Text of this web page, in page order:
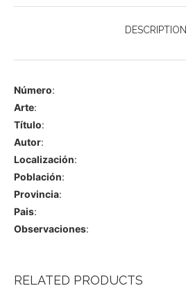
DESCRIPTION
Número:
Arte:
Título:
Autor:
Localización:
Población:
Provincia:
Pais:
Observaciones:
RELATED PRODUCTS